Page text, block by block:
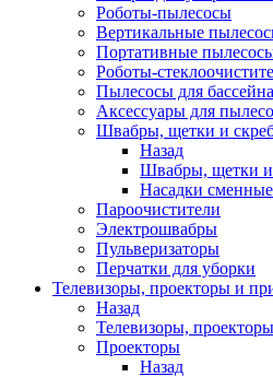
Роботы-пылесосы
Вертикальные
Портативные
Роботы-
Пылесосы для бассейна
Аксессуары для
Швабры, щетки и
Назад
Швабры, щетки и
Насадки сменные
Пароочистители
Электрошвабры
Пульверизаторы
Перчатки для уборки
Телевизоры, проекторы и
Назад
Телевизоры,
Проекторы
Назад